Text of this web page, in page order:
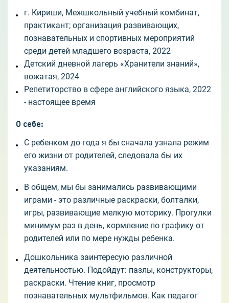
г. Кириши, Межшкольный учебный комбинат,
практикант; организация развивающих,
познавательных и спортивных мероприятий
среди детей младшего возраста, 2022
Детский дневной лагерь «Хранители знаний»,
вожатая, 2024
Репетиторство в сфере английского языка, 2022
- настоящее время
О себе:
С ребенком до года я бы сначала узнала режим
его жизни от родителей, следовала бы их
указаниям.
В общем, мы бы занимались развивающими
играми - это различные раскраски, болталки,
игры, развивающие мелкую моторику. Прогулки
минимум раз в день, кормление по графику от
родителей или по мере нужды ребенка.
Дошкольника заинтересую различной
деятельностью. Подойдут: пазлы, конструкторы,
раскраски. Чтение книг, просмотр
познавательных мультфильмов. Как педагог